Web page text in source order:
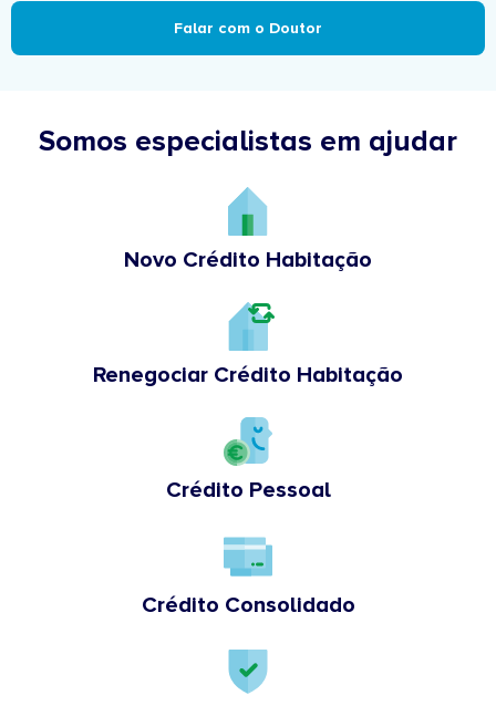
Falar com o Doutor
Somos especialistas em ajudar
Novo Crédito Habitação
Renegociar Crédito Habitação
Crédito Pessoal
Crédito Consolidado